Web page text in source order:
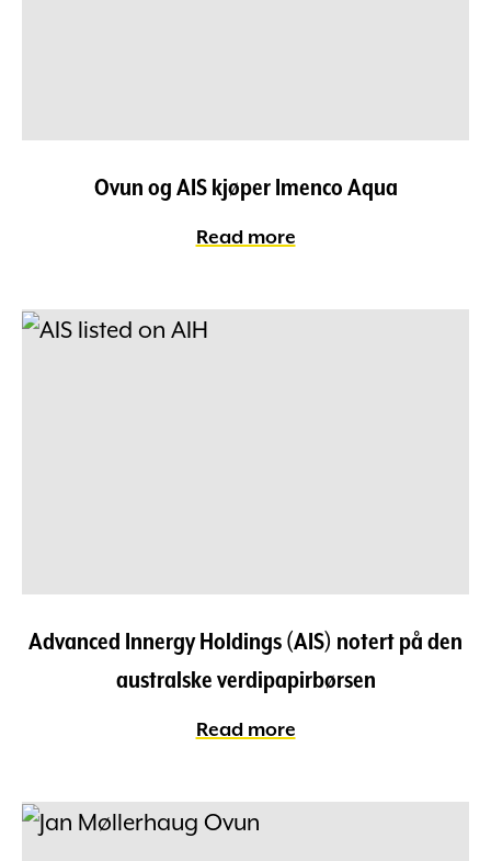
Ovun og AIS kjøper Imenco Aqua
Read more
Advanced Innergy Holdings (AIS) notert på den
australske verdipapirbørsen
Read more